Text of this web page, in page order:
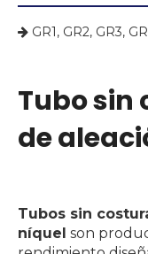
 GR1, GR2, GR3,
Tubo sin
de
Tubos sin
níquel son